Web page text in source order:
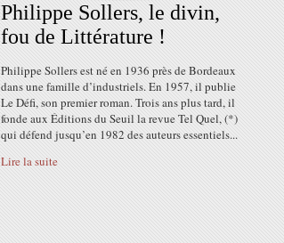
Philippe Sollers, le divin,
fou de Littérature !
Philippe Sollers est né en 1936 près de Bordeaux
dans une famille d’industriels. En 1957, il publie
Le Défi, son premier roman. Trois ans plus tard, il
fonde aux Éditions du Seuil la revue Tel Quel, (*)
qui défend jusqu’en 1982 des auteurs essentiels...
Lire la suite